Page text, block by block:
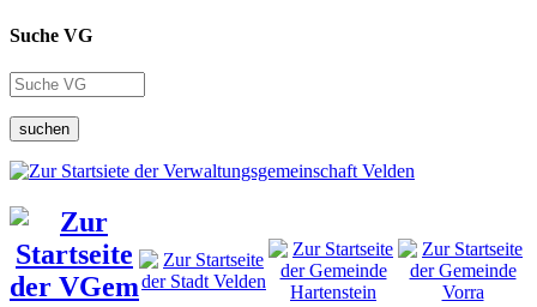
Suche VG
suchen